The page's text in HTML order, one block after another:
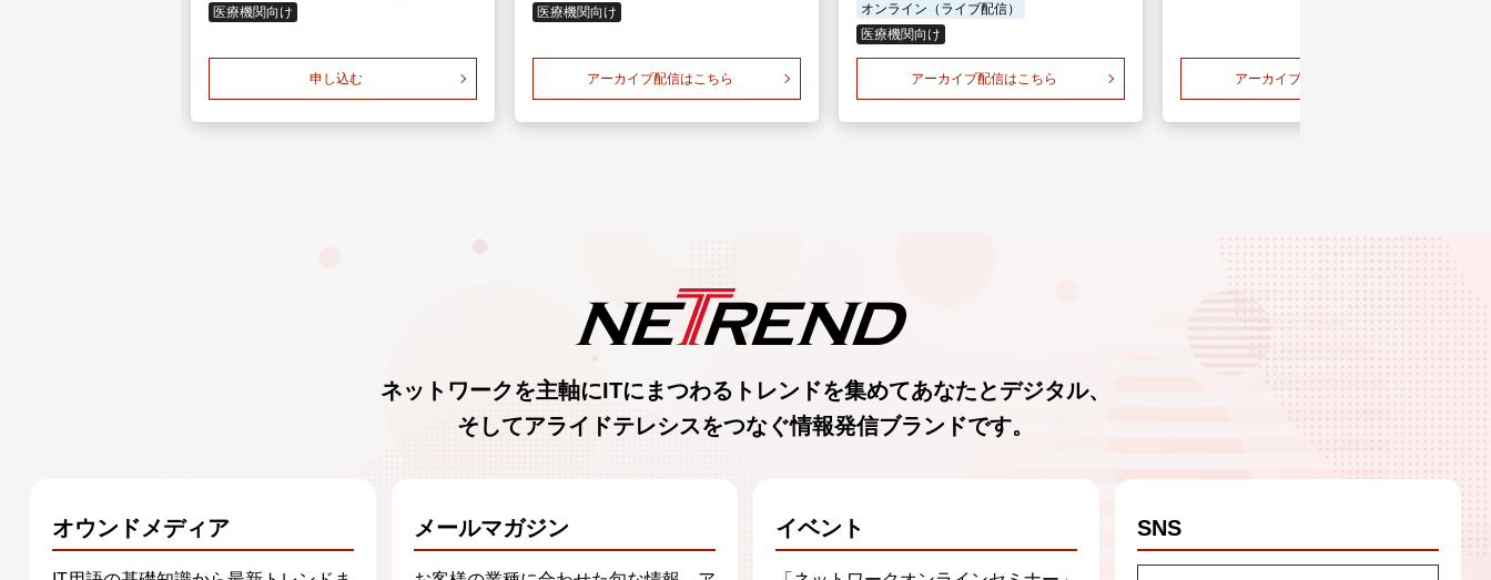
医療機関向け
申し込む
医療機関向け
アーカイブ配信はこちら
オンライン（ライブ配信）
医療機関向け
アーカイブ配信はこちら アーカイブ配信はこちら
ネットワークを主軸にITにまつわるトレンドを集めてあなたとデジタル、
そしてアライドテレシスをつなぐ情報発信ブランドです。
オウンドメディア メールマガジン イベント SNS